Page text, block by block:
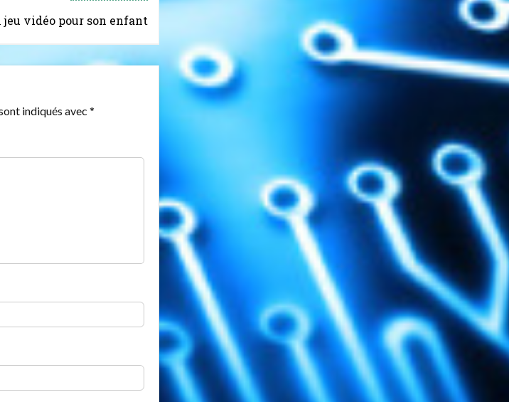
vidéo pour son enfant
indiqués avec *